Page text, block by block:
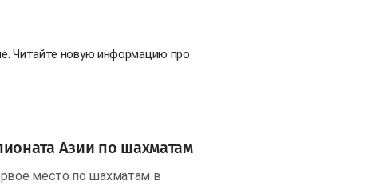
Читайте новую информацию про
Азии по шахматам
место по шахматам в